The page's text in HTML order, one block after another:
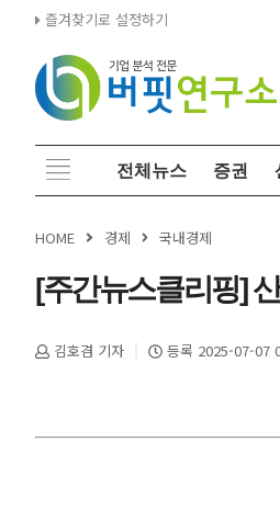
즐겨찾기로 설정하기
전체뉴스 증권
HOME 경제 국내경제
[주간뉴스클리핑]
김호겸 기자 등록 2025-07-07